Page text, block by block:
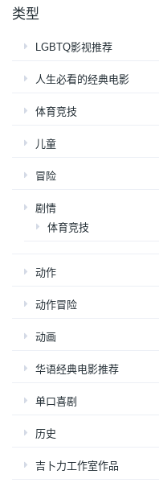
类型
LGBTQ影视推荐
人生必看的经典电影
体育竞技
儿童
冒险
剧情
体育竞技
动作
动作冒险
动画
华语经典电影推荐
单口喜剧
历史
吉卜力工作室作品